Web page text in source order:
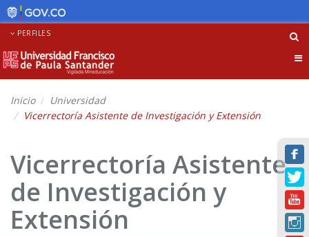
PERFILES
Inicio
Universidad
Vicerrectoría Asistente de Investigación y Extensión
Vicerrectoría Asistente
de Investigación y
Extensión